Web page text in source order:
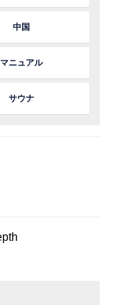
中国
マニュアル
サウナ